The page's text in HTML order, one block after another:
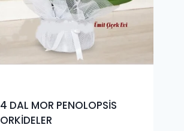
4 DAL MOR PENOLOPSİS
ORKİDELER